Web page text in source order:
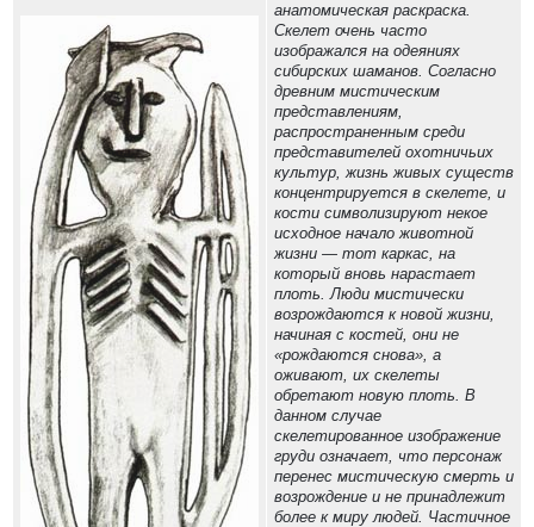
анатомическая раскраска.
Скелет очень часто
изображался на одеяниях
сибирских шаманов. Согласно
древним мистическим
представлениям,
распространенным среди
представителей охотничьих
культур, жизнь живых существ
концентрируется в скелете, и
кости символизируют некое
исходное начало животной
жизни — тот каркас, на
который вновь нарастает
плоть. Люди мистически
возрождаются к новой жизни,
начиная с костей, они не
«рождаются снова», а
оживают, их скелеты
обретают новую плоть. В
данном случае
скелетированное изображение
груди означает, что персонаж
перенес мистическую смерть и
возрождение и не принадлежит
более к миру людей. Частичное